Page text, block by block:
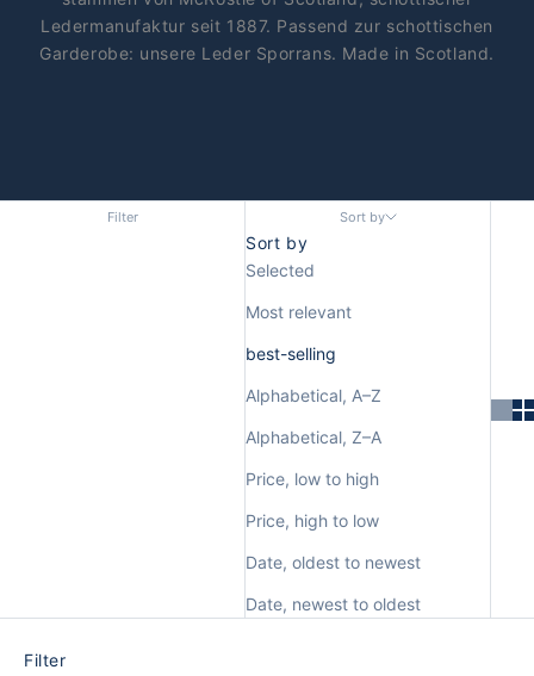
Ledermanufaktur seit 1887. Passend zur schottischen
Garderobe: unsere Leder Sporrans. Made in Scotland.
Filter Sort by
Sort by
Selected
Most relevant
best-selling
Alphabetical, A–Z
Alphabetical, Z–A
Price, low to high
Price, high to low
Date, oldest to newest
Date, newest to oldest
Filter